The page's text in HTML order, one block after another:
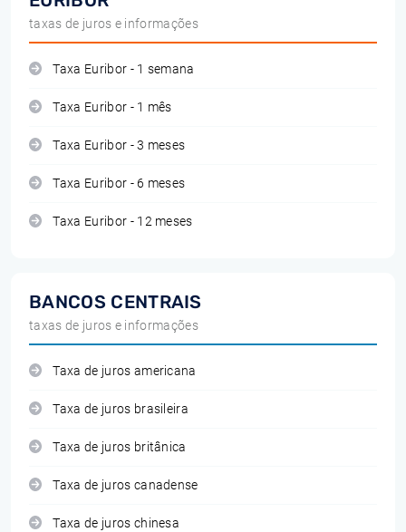
taxas de juros e informações
Taxa Euribor - 1 semana
Taxa Euribor - 1 mês
Taxa Euribor - 3 meses
Taxa Euribor - 6 meses
Taxa Euribor - 12 meses
BANCOS CENTRAIS
taxas de juros e informações
Taxa de juros americana
Taxa de juros brasileira
Taxa de juros britânica
Taxa de juros canadense
Taxa de juros chinesa